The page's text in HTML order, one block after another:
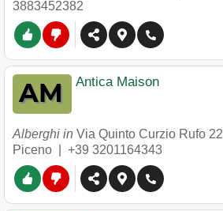
3883452382
Antica Maison
Alberghi in Via Quinto Curzio Rufo 22
Piceno
+39 3201164343